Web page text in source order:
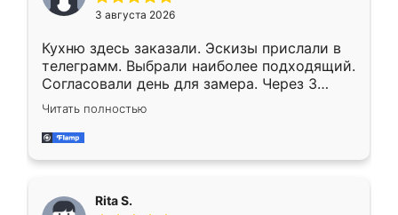
3 августа 2026
Кухню здесь заказали. Эскизы прислали в
телеграмм. Выбрали наиболее подходящий.
Согласовали день для замера. Через 3
недели кухня была уже готова. Остались
довольны работой. Спасибо Ренессанс
мебель за качественную работу!
Читать полностью
Rita S.